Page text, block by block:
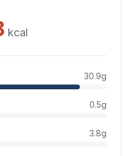
kcal
30.9g
0.5g
3.8g